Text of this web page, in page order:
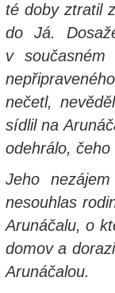
té doby ztratil
do Já.
v
nečetl,
sídlil na
odehrálo,
Jeho
nesouhlas
Arunáčalu, o
domov a
Arunáčalou.